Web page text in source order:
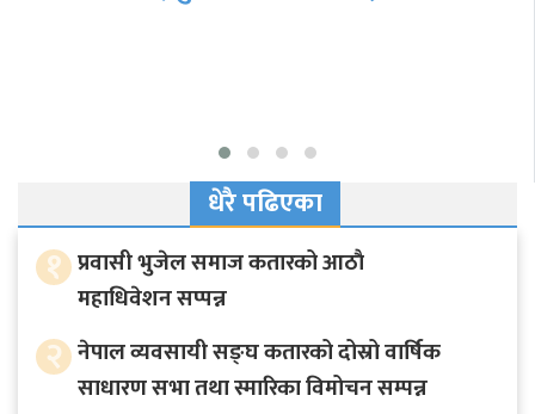
धेरै पढिएका
१ प्रवासी भुजेल समाज कतारको आठाै
महाधिवेशन सप्पन्न
२ नेपाल व्यवसायी सङ्घ कतारको दोस्रो वार्षिक
साधारण सभा तथा स्मारिका विमोचन सम्पन्न